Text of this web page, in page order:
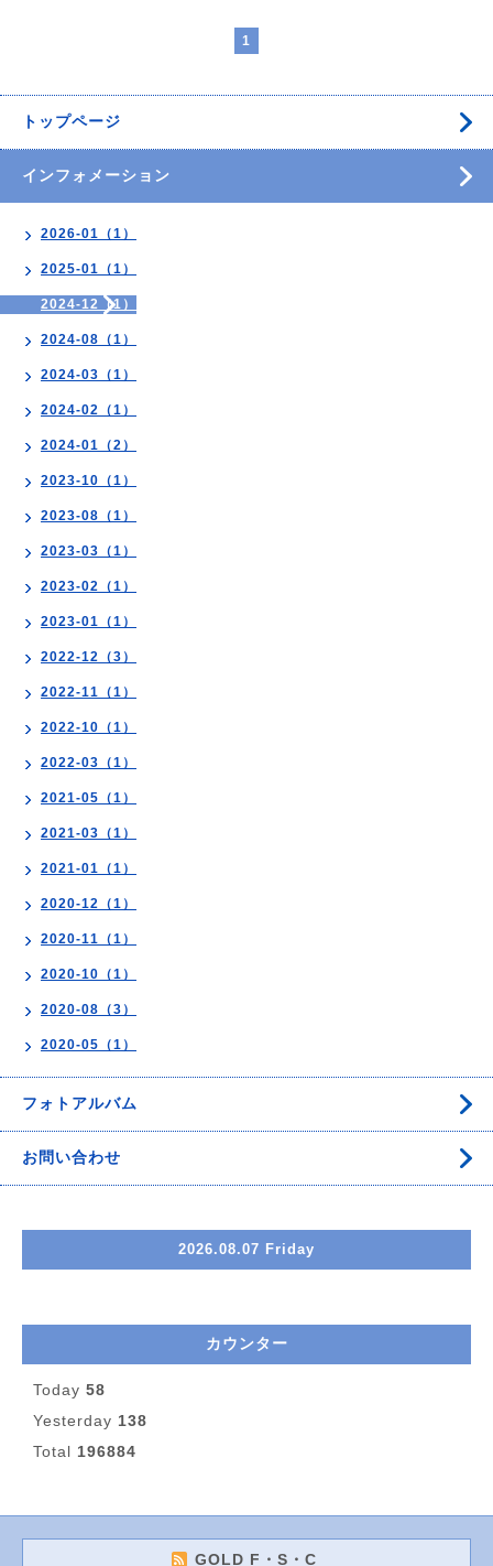
1
トップページ
インフォメーション
2026-01（1）
2025-01（1）
2024-12（1）
2024-08（1）
2024-03（1）
2024-02（1）
2024-01（2）
2023-10（1）
2023-08（1）
2023-03（1）
2023-02（1）
2023-01（1）
2022-12（3）
2022-11（1）
2022-10（1）
2022-03（1）
2021-05（1）
2021-03（1）
2021-01（1）
2020-12（1）
2020-11（1）
2020-10（1）
2020-08（3）
2020-05（1）
フォトアルバム
お問い合わせ
2026.08.07 Friday
カウンター
Today 58
Yesterday 138
Total 196884
GOLD F・S・C